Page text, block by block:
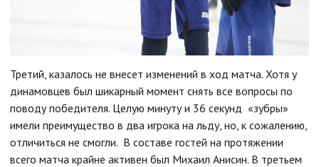
Третий, казалось не внесет изменений в ход матча. Хотя у
динамовцев был шикарный момент снять все вопросы по
поводу победителя. Целую минуту и 36 секунд «зубры»
имели преимущество в два игрока на льду, но, к сожалению,
отличиться не смогли. В составе гостей на протяжении
всего матча крайне активен был Михаил Анисин. В третьем